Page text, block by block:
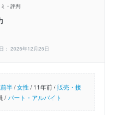
・評判
： 2025年12月25日
半/女性/11年前 / 販売・接
/ パート・アルバイト